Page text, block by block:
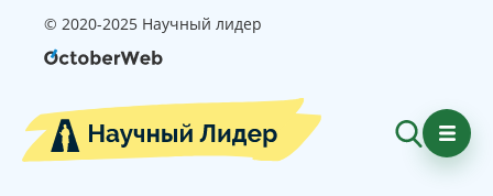
© 2020-2025 Научный лидер